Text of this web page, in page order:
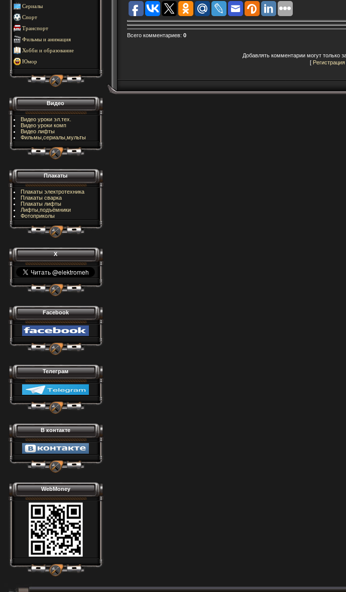
Сериалы
Спорт
Транспорт
Фильмы и анимация
Хобби и образование
Юмор
Видео
Видео уроки эл.тех.
Видео уроки комп
Видео лифты
Фильмы,сериалы,мульты
Плакаты
Плакаты электротехника
Плакаты сварка
Плакаты лифты
Лифты,подъёмники
Фотоприколы
X
Facebook
Телеграм
В контакте
WebMoney
Всего комментариев: 0
Добавлять комментарии могут только
[ Регистрация